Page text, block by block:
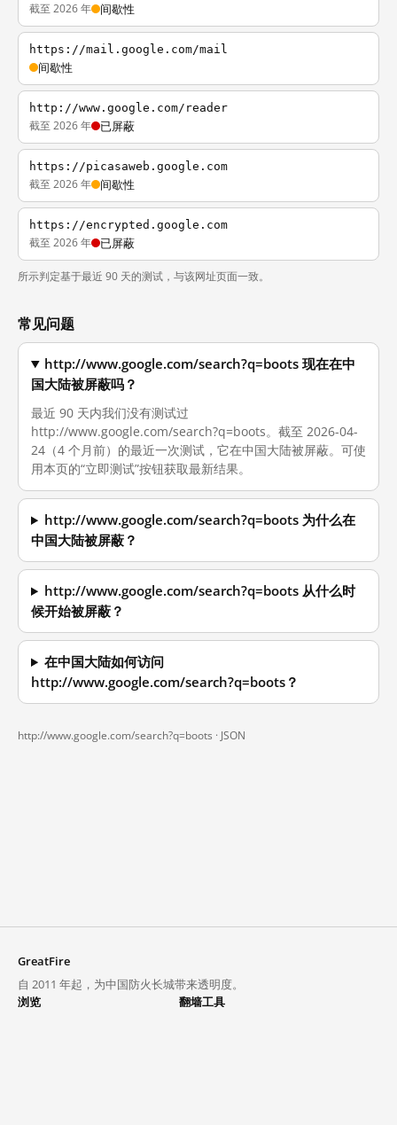
截至 2026 年 间歇性
https://mail.google.com/mail
间歇性
http://www.google.com/reader
截至 2026 年 已屏蔽
https://picasaweb.google.com
截至 2026 年 间歇性
https://encrypted.google.com
截至 2026 年 已屏蔽
所示判定基于最近 90 天的测试，与该网址页面一致。
常见问题
http://www.google.com/search?q=boots 现在在中
国大陆被屏蔽吗？
最近 90 天内我们没有测试过
http://www.google.com/search?q=boots。截至 2026-04-
24（4 个月前）的最近一次测试，它在中国大陆被屏蔽。可使
用本页的“立即测试”按钮获取最新结果。
http://www.google.com/search?q=boots 为什么在
中国大陆被屏蔽？
http://www.google.com/search?q=boots 从什么时
候开始被屏蔽？
在中国大陆如何访问
http://www.google.com/search?q=boots？
http://www.google.com/search?q=boots · JSON
GreatFire
自 2011 年起，为中国防火长城带来透明度。
浏览
翻墙工具